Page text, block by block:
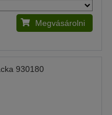
Megvásárolni
930180